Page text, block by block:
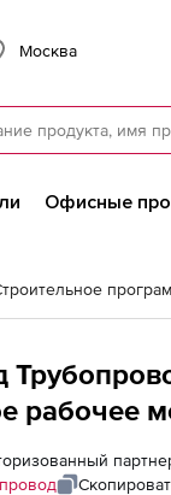
Москва
Офисные
рабочее